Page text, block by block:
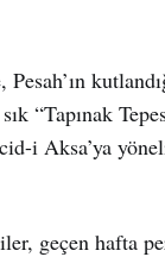
“Tapınak
i Aksa’ya
geçen hafta